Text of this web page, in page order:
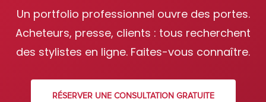
Un portfolio professionnel ouvre des portes.
Acheteurs, presse, clients : tous recherchent
des stylistes en ligne. Faites-vous connaître.
RÉSERVER UNE CONSULTATION GRATUITE